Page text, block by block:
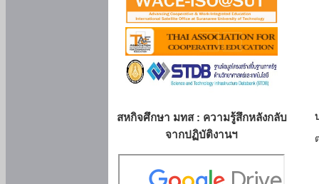
สหกิจศึกษา มทส : ความรู้สึกหลังกลับ
จากปฏิบัติงานฯ